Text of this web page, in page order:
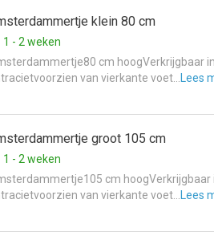
klein 80 cm
1 - 2 weken
cm hoogVerkrijgbaar
van vierkante voet...Lees
groot 105 cm
1 - 2 weken
cm hoogVerkrijgbaar
van vierkante voet...Lees